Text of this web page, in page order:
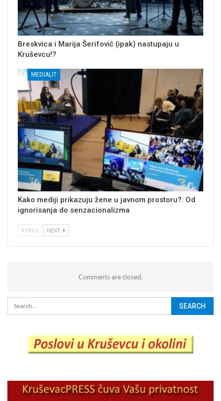
Breskvica i Marija Šerifović (ipak) nastupaju u
Kruševcu!?
MEDIALIT
Kako mediji prikazuju žene u javnom prostoru?: Od
ignorisanja do senzacionalizma
PREV NEXT
Comments are closed.